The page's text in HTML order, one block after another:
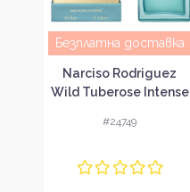
Безплатна доставка
Narciso Rodriguez
Wild Tuberose Intense
жени EDP
#24749